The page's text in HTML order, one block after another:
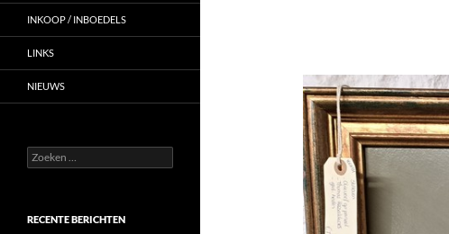
INKOOP / INBOEDELS
LINKS
NIEUWS
Zoeken
naar:
RECENTE BERICHTEN